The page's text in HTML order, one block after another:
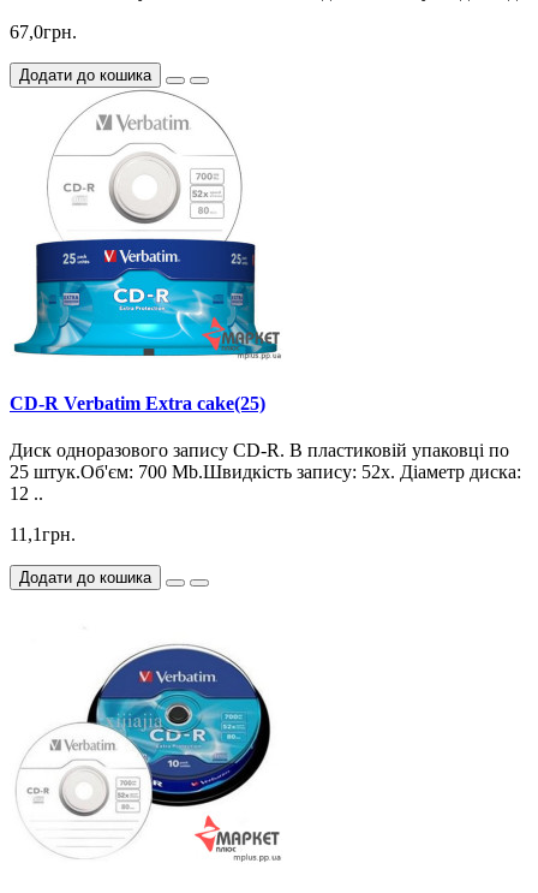
67,0грн.
Додати до кошика
CD-R Verbatim Extra cake(25)
Диск одноразового запису CD-R. В пластиковій упаковці по
25 штук.Об'єм: 700 Mb.Швидкість запису: 52х. Діаметр диска:
12 ..
11,1грн.
Додати до кошика